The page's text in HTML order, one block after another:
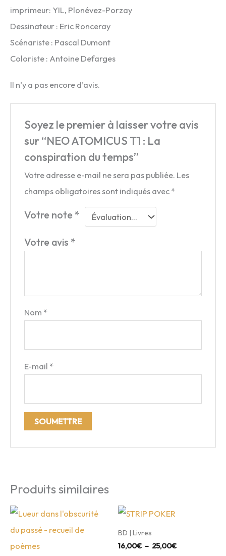
imprimeur: YIL, Plonévez-Porzay
Dessinateur : Eric Ronceray
Scénariste : Pascal Dumont
Coloriste : Antoine Defarges
Il n’y a pas encore d’avis.
Soyez le premier à laisser votre avis
sur “NEO ATOMICUS T1 : La
conspiration du temps”
Votre adresse e-mail ne sera pas publiée. Les
champs obligatoires sont indiqués avec *
Votre note*
Votre avis*
Nom *
E-mail *
Produits similaires
BD | Livres
16,00€ – 25,00€Plage